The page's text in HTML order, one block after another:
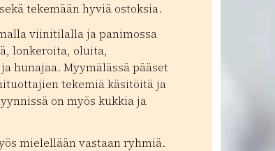
tekemään hyviä ostoksia.
viinitilalla ja panimossa
lonkeroita, oluita,
hunajaa. Myymälässä pääset
tekemiä käsitöitä ja
on myös kukkia ja
mielellään vastaan ryhmiä.